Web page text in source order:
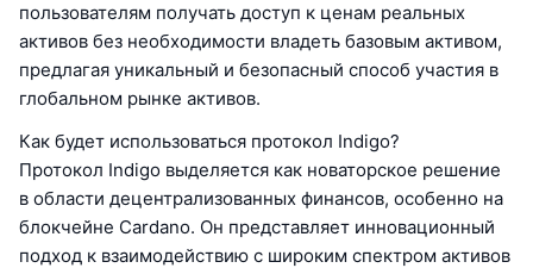
пользователям получать доступ к ценам реальных
активов без необходимости владеть базовым активом,
предлагая уникальный и безопасный способ участия в
глобальном рынке активов.
Как будет использоваться протокол Indigo?
Протокол Indigo выделяется как новаторское решение
в области децентрализованных финансов, особенно на
блокчейне Cardano. Он представляет инновационный
подход к взаимодействию с широким спектром активов